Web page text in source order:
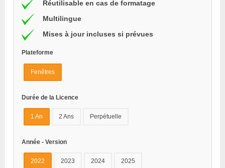
Réutilisable en cas de formatage
Multilingue
Mises à jour incluses si prévues
Plateforme
Fenêtres
Durée de la Licence
1 An 2 Ans Perpétuelle
Année - Version
2022 2023 2024 2025